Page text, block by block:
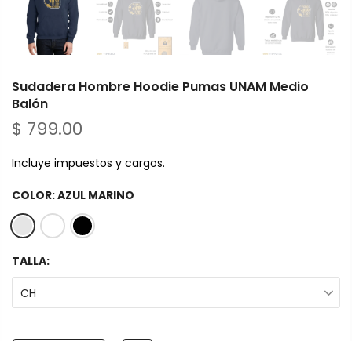
Sudadera Hombre Hoodie Pumas UNAM Medio
Balón
$ 799.00
Incluye impuestos y cargos.
COLOR:AZUL MARINO
TALLA:
CH